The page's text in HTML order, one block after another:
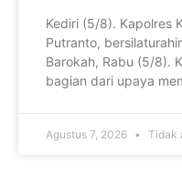
Kediri (5/8). Kapolres
Putranto,
Barokah, Rabu (5/8).
bagian dari upaya
Agustus 7, 2026 Tidak